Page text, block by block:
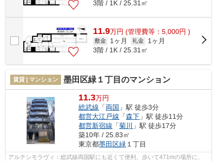
3階 / 1K / 25.31㎡
11.9万円 (管理費等：5,000円 )
敷金 1ヶ月 礼金
1ヶ月
3階 / 1K / 25.31㎡
賃貸 | マンション 墨田区緑１丁目のマンション
11.3万円
総武線 「両国 」駅 徒歩3分
都営大江戸線 「森下 」駅 徒歩11分
都営新宿線 「菊川 」駅 徒歩17分
築10年 / 25.83㎡
東京都墨田区緑 １丁目
アルテシモラヴィ：総武線両国駅にも近くて便利。歩いて471mの場所に、